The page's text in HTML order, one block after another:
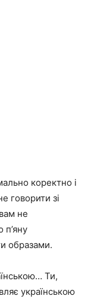
коректно і
говорити зі
не
образами.
Ти,
українською